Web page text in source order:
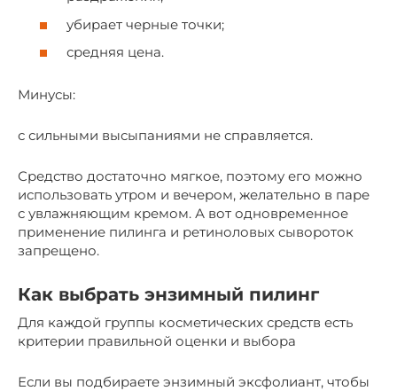
убирает черные точки;
средняя цена.
Минусы:
с сильными высыпаниями не справляется.
Средство достаточно мягкое, поэтому его можно
использовать утром и вечером, желательно в паре
с увлажняющим кремом. А вот одновременное
применение пилинга и ретиноловых сывороток
запрещено.
Как выбрать энзимный пилинг
Для каждой группы косметических средств есть
критерии правильной оценки и выбора
Если вы подбираете энзимный эксфолиант, чтобы